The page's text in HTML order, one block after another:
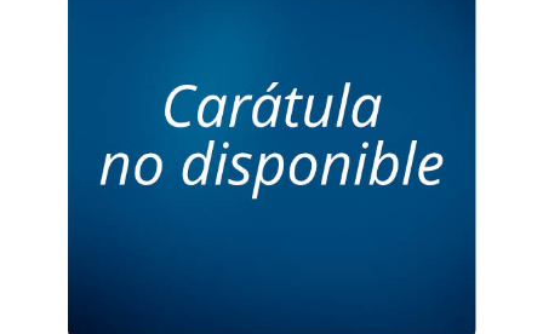
POLÍTICA DE MANEJO DE INFORMACIÓN Y DATOS
PERSONALES DE CORPORACIÓN INTERUNIVERSITARIA DE
SERVICIO